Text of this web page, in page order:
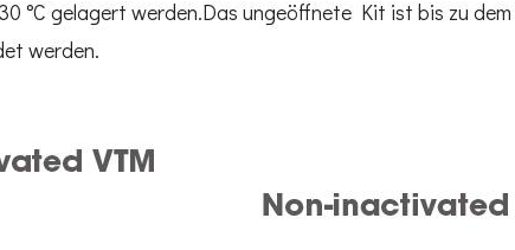
°C gelagert werden.Das ungeöffnete Kit ist bis zu
werden.